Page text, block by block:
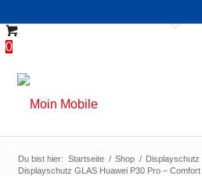
0
Du bist hier: Startseite / Shop / Displayschutz
Displayschutz GLAS Huawei P30 Pro – Comfort